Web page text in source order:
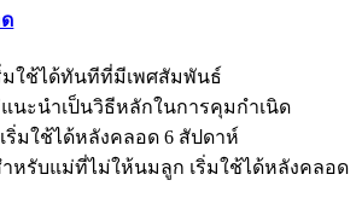
มใช้ได้ทันทีที่มีเพศสัมพันธ์
นะนำเป็นวิธีหลักในการคุมกำเนิด
ริ่มใช้ได้หลังคลอด 6 สัปดาห์
หรับแม่ที่ไม่ให้นมลูก เริ่มใช้ได้หลังคลอด